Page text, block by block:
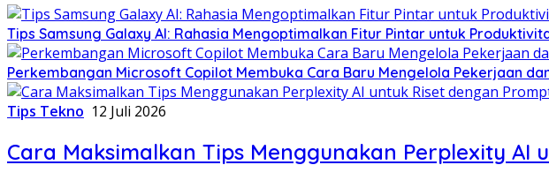
Tips Samsung Galaxy AI: Rahasia Mengoptimalkan Fitur Pintar untuk
Perkembangan Microsoft Copilot Membuka Cara Baru Mengelola Pekerjaan
Tips Tekno 12 Juli 2026
Cara Maksimalkan Tips Menggunakan Perplexity AI